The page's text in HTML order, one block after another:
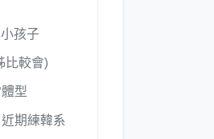
孩子
比較會)
型
期練韓系